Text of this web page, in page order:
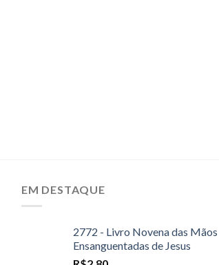
EM DESTAQUE
2772 - Livro Novena das Mãos
Ensanguentadas de Jesus